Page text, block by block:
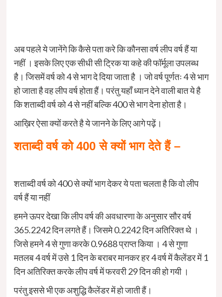
अब पहले ये जानेंगे कि कैसे पता करे कि कौनसा वर्ष लीप वर्ष हैं या
नहीं । इसके लिए एक सीधी सी ट्रिक या कहे की फॉर्मूला उपलब्ध
है। जिसमें वर्ष को 4 से भाग दे दिया जाता है । जो वर्ष पूर्णतः 4 से भाग
हो जाता है वह लीप वर्ष होता हैं। परंतु यहाँ ध्यान देने वाली बात ये है
कि शताब्दी वर्ष को 4 से नहीं बल्कि 400 से भाग देना होता है।
आख़िर ऐसा क्यों करते है ये जानने के लिए आगे पढ़ें।
शताब्दी वर्ष को 400 से क्यों भाग देते हैं –
शताब्दी वर्ष को 400 से क्यों भाग देकर ये पता चलता है कि वो लीप
वर्ष हैं या नहीं
हमने ऊपर देखा कि लीप वर्ष की अवधारणा के अनुसार सौर वर्ष
365.2242 दिन लगते हैं। जिसमे 0.2242 दिन अतिरिक्त थे ।
जिसे हमने 4 से गुणा करके 0.9688 प्राप्त किया । 4 से गुणा
मतलब 4 वर्ष में उसे 1 दिन के बराबर मानकर हर 4 वर्ष में कैलेंडर में 1
दिन अतिरिक्त करके लीप वर्ष में फरवरी 29 दिन की हो गयी ।
परंतु इससे भी एक अशुद्धि कैलेंडर में हो जाती हैं।